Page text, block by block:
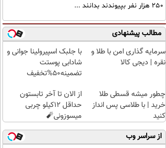
۲۵۰ هزار نفر بپیوندند بدانند ...
مطالب پیشنهادی
سرمایه گذاری امن با طلا و
نقره | دیجی کالا
با جلبک اسپیرولینا جوانی و
شادابی پوستت
تضمینه50%تخفیف
چطور میشه قسطی طلا
خرید | با طلاسی پس انداز
کنید
از الان تا آخر تابستون
حداقل 12کیلو چربی
میسوزونی🧨
از سراسر وب